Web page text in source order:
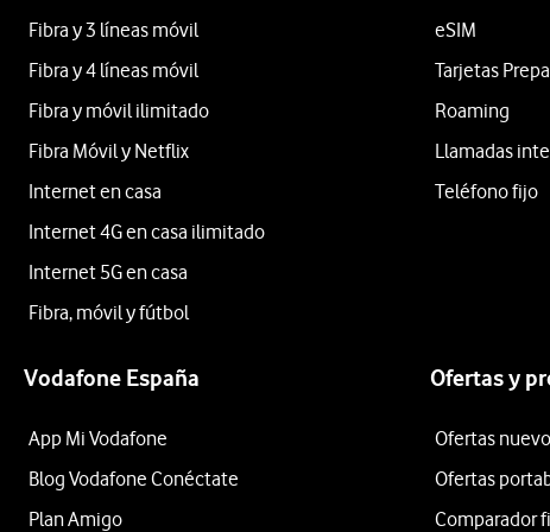
Fibra y 3 líneas móvil
Fibra y 4 líneas móvil
Fibra y móvil ilimitado
Fibra Móvil y Netflix
Internet en casa
Internet 4G en casa ilimitado
Internet 5G en casa
Fibra, móvil y fútbol
eSIM
Tarjetas
Roaming
Llamadas
Teléfono fijo
Vodafone España
App Mi Vodafone
Blog Vodafone Conéctate
Plan Amigo
Ofertas y
Ofertas
Ofertas
Comparador